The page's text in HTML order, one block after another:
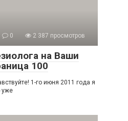
0
2 387 просмотров
на Ваши
100
1-го июня 2011 года я
уже